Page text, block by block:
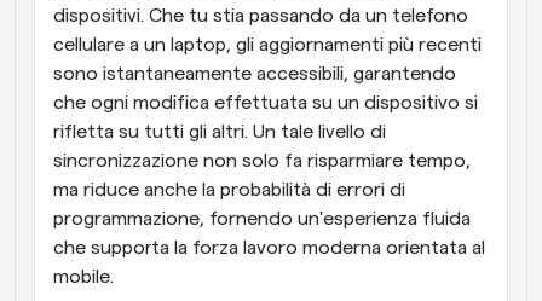
dispositivi. Che tu stia passando da un telefono
cellulare a un laptop, gli aggiornamenti più recenti
sono istantaneamente accessibili, garantendo
che ogni modifica effettuata su un dispositivo si
rifletta su tutti gli altri. Un tale livello di
sincronizzazione non solo fa risparmiare tempo,
ma riduce anche la probabilità di errori di
programmazione, fornendo un'esperienza fluida
che supporta la forza lavoro moderna orientata al
mobile.